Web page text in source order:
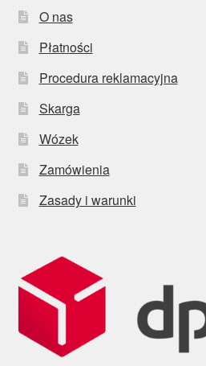
O nas
Płatności
Procedura reklamacyjna
Skarga
Wózek
Zamówienia
Zasady i warunki